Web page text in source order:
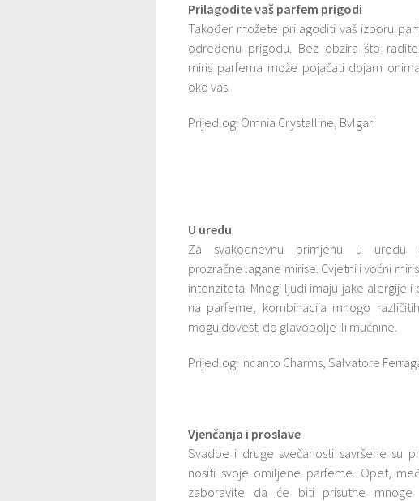
Prilagodite vaš parfem prigodi
Također možete prilagoditi vaš izboru
određenu prigodu. Bez obzira što
miris parfema može pojačati dojam
oko vas.
Prijedlog: Omnia Crystalline, Bvlgari
U uredu
Za svakodnevnu primjenu u uredu
prozračne lagane mirise. Cvjetni i voćni
intenziteta. Mnogi ljudi imaju jake alergije i
na parfeme, kombinacija mnogo
mogu dovesti do glavobolje ili mučnine.
Prijedlog: Incanto Charms, Salvatore
Vjenčanja i proslave
Svadbe i druge svečanosti savršene su
nositi svoje omiljene parfeme. Opet,
zaboravite da će biti prisutne mnoge